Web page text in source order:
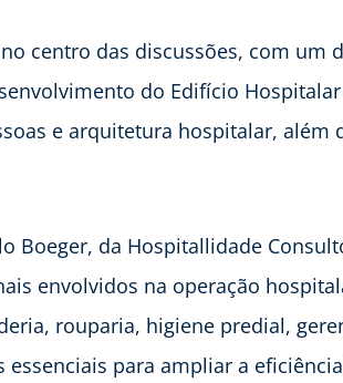
centro das discussões, com um
do Edifício
e arquitetura hospitalar, além
Boeger, da Hospitallidade
envolvidos na operação
rouparia, higiene predial,
para ampliar a